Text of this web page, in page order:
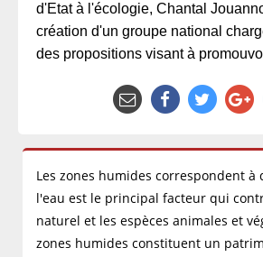
d'Etat à l'écologie, Chantal
création d'un groupe national
des propositions visant à
Les zones humides correspondent à
l'eau est le principal facteur qui
naturel et les espèces animales et
zones humides constituent un